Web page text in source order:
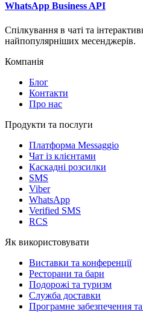
WhatsApp Business API
Спілкування в чаті та
найпопулярніших месенджерів.
Компанія
Блог
Контакти
Про нас
Продукти та послуги
Платформа Messaggio
Чат із клієнтами
Каскадні розсилки
SMS
Viber
WhatsApp
Verified SMS
RCS
Як використовувати
Виставки та конференції
Ресторани та бари
Подорожі та туризм
Служба доставки
Програмне забезпечення